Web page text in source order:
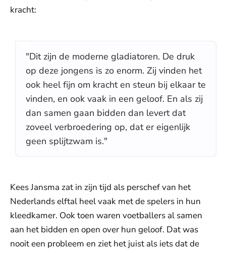
kracht:
"Dit zijn de moderne gladiatoren. De druk
op deze jongens is zo enorm. Zij vinden het
ook heel fijn om kracht en steun bij elkaar te
vinden, en ook vaak in een geloof. En als zij
dan samen gaan bidden dan levert dat
zoveel verbroedering op, dat er eigenlijk
geen splijtzwam is."
Kees Jansma zat in zijn tijd als perschef van het
Nederlands elftal heel vaak met de spelers in hun
kleedkamer. Ook toen waren voetballers al samen
aan het bidden en open over hun geloof. Dat was
nooit een probleem en ziet het juist als iets dat de